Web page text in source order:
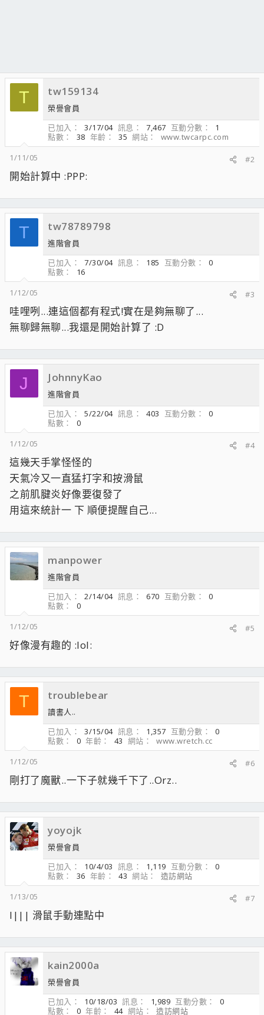
T tw159134
榮譽會員
已加入
3/17/04 訊息 7,467 互動分數
1
點數
38 年齡 35 網站
www.twcarpc.com
1/11/05
#2
開始計算中 :PPP:
T tw78789798
進階會員
已加入
7/30/04 訊息 185 互動分數
0
點數
16
1/12/05
#3
哇哩咧...連這個都有程式!實在是夠無聊了...
無聊歸無聊...我還是開始計算了 :D
J JohnnyKao
進階會員
已加入
5/22/04 訊息 403 互動分數
0
點數
0
1/12/05
#4
這幾天手掌怪怪的
天氣冷又一直猛打字和按滑鼠
之前肌腱炎好像要復發了
用這來統計一 下 順便提醒自己...
manpower
進階會員
已加入
2/14/04 訊息 670 互動分數
0
點數
0
1/12/05
#5
好像漫有趣的 :lol:
T troublebear
讀書人..
已加入
3/15/04 訊息 1,357 互動分數
0
點數
0 年齡 43 網站
www.wretch.cc
1/12/05
#6
剛打了魔獸..一下子就幾千下了..Orz..
yoyojk
榮譽會員
已加入
10/4/03 訊息 1,119 互動分數
0
點數
36 年齡 43 網站
造訪網站
1/13/05
#7
l||| 滑鼠手動連點中
kain2000a
榮譽會員
已加入
10/18/03 訊息 1,989 互動分數
0
點數
0 年齡 44 網站 造訪網站